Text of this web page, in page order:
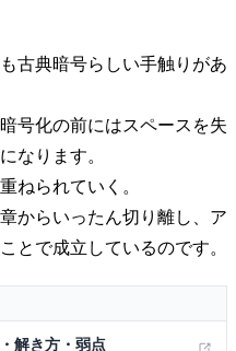
古典暗号らしい手触りがあ
号化の前にはスペースを失
なります。
ねられていく。
からいったん切り離し、ア
とで成立しているのです。
解き方・弱点